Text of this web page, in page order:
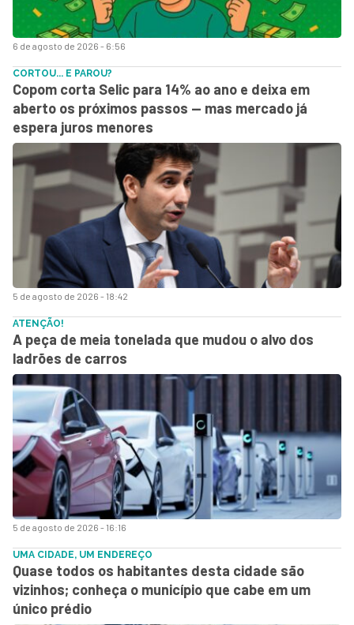
6 de agosto de 2026 - 6:56
5 de agosto de 2026 - 18:42
CORTOU... E PAROU?
Copom corta Selic para 14% ao ano e deixa em
aberto os próximos passos — mas mercado já
espera juros menores
5 de agosto de 2026 - 16:16
ATENÇÃO!
A peça de meia tonelada que mudou o alvo dos
ladrões de carros
UMA CIDADE, UM ENDEREÇO
Quase todos os habitantes desta cidade são
vizinhos; conheça o município que cabe em um
único prédio